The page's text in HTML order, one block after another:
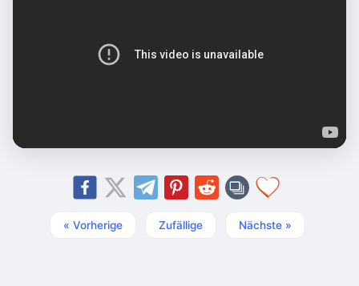
« Vorherige Zufällige Nächste »